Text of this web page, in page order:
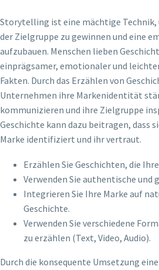
Storytelling ist eine mächtige Technik,
der Zielgruppe zu gewinnen und eine
aufzubauen. Menschen lieben
einprägsamer, emotionaler und
Fakten. Durch das Erzählen von
Unternehmen ihre Markenidentität
kommunizieren und ihre Zielgruppe
Geschichte kann dazu beitragen, dass
Marke identifiziert und ihr vertraut.
Erzählen Sie Geschichten, die
Verwenden Sie authentische und
Integrieren Sie Ihre Marke auf
Geschichte.
Verwenden Sie verschiedene
zu erzählen (Text, Video, Audio).
Durch die konsequente Umsetzung